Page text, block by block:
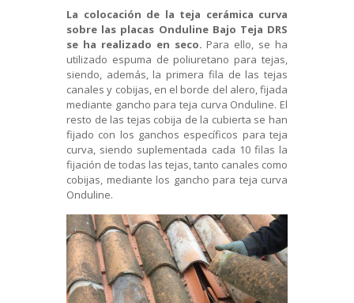
La colocación de la teja cerámica curva
sobre las placas Onduline Bajo Teja DRS
se ha realizado en seco. Para ello, se ha
utilizado espuma de poliuretano para tejas,
siendo, además, la primera fila de las tejas
canales y cobijas, en el borde del alero, fijada
mediante gancho para teja curva Onduline. El
resto de las tejas cobija de la cubierta se han
fijado con los ganchos específicos para teja
curva, siendo suplementada cada 10 filas la
fijación de todas las tejas, tanto canales como
cobijas, mediante los gancho para teja curva
Onduline.